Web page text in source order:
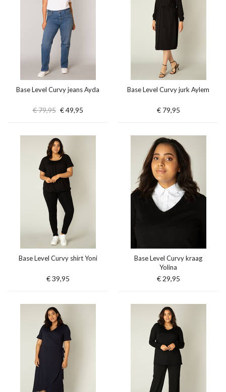
Base Level Curvy jeans Ayda
€ 79,95 € 49,95
Base Level Curvy jurk Aylem
€ 79,95
Base Level Curvy shirt Yoni
€ 39,95
Base Level Curvy kraag
Yolina
€ 29,95